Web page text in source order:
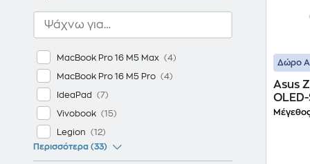
MacBook Pro 16 M5 Max
MacBook Pro 16 M5 Pro
IdeaPad
Vivobook
Legion
Περισσότερα (33)
Δώρο
Asus